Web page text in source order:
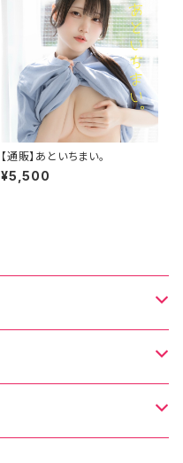
【通販】あといちまい。
¥5,500